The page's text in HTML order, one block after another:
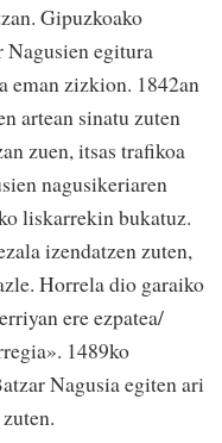
Gipuzkoako
Nagusien egitura
eman zizkion. 1842an
artean sinatu zuten
zuen, itsas trafikoa
nagusikeriaren
liskarrekin bukatuz.
izendatzen zuten,
Horrela dio garaiko
ere ezpatea/
1489ko
Nagusia egiten ari